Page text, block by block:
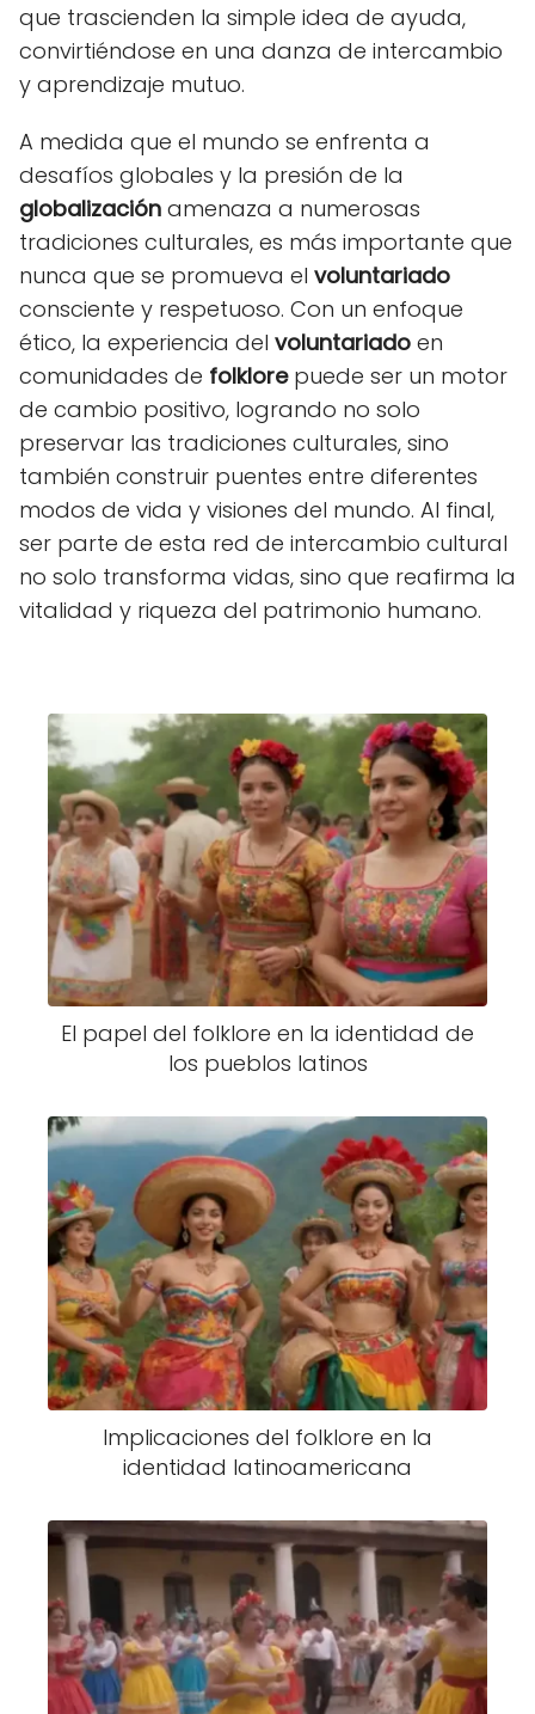
que trascienden la simple idea de ayuda,
convirtiéndose en una danza de intercambio
y aprendizaje mutuo.
A medida que el mundo se enfrenta a
desafíos globales y la presión de la
globalización amenaza a numerosas
tradiciones culturales, es más importante que
nunca que se promueva el voluntariado
consciente y respetuoso. Con un enfoque
ético, la experiencia del voluntariado en
comunidades de folklorepuede ser un motor
de cambio positivo, logrando no solo
preservar las tradiciones culturales, sino
también construir puentes entre diferentes
modos de vida y visiones del mundo. Al final,
ser parte de esta red de intercambio cultural
no solo transforma vidas, sino que reafirma la
vitalidad y riqueza del patrimonio humano.
El papel del folklore en la identidad de
los pueblos latinos
Implicaciones del folklore en la
identidad latinoamericana